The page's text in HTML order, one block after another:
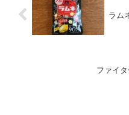
ラム
ファイ